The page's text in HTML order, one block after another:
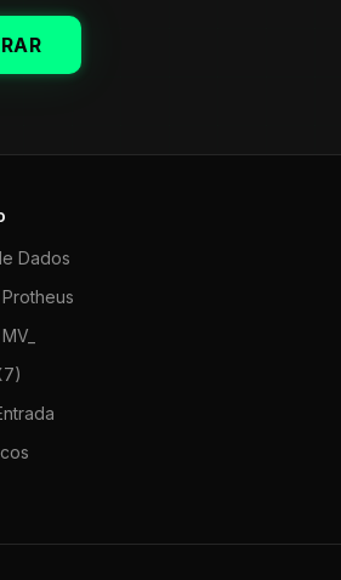
Dados